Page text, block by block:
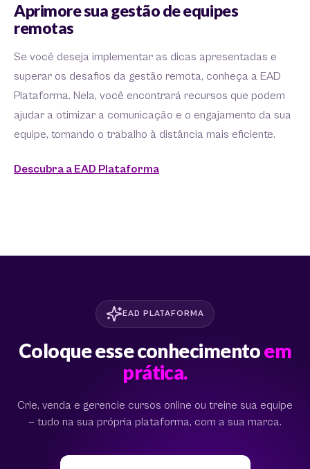
Aprimore sua gestão de equipes
remotas
Se você deseja implementar as dicas apresentadas e
superar os desafios da gestão remota, conheça a EAD
Plataforma. Nela, você encontrará recursos que podem
ajudar a otimizar a comunicação e o engajamento da sua
equipe, tornando o trabalho à distância mais eficiente.
Descubra a EAD Plataforma
EAD PLATAFORMA
Coloque esse conhecimentoem
prática.
Crie, venda e gerencie cursos online ou treine sua equipe
— tudo na sua própria plataforma, com a sua marca.